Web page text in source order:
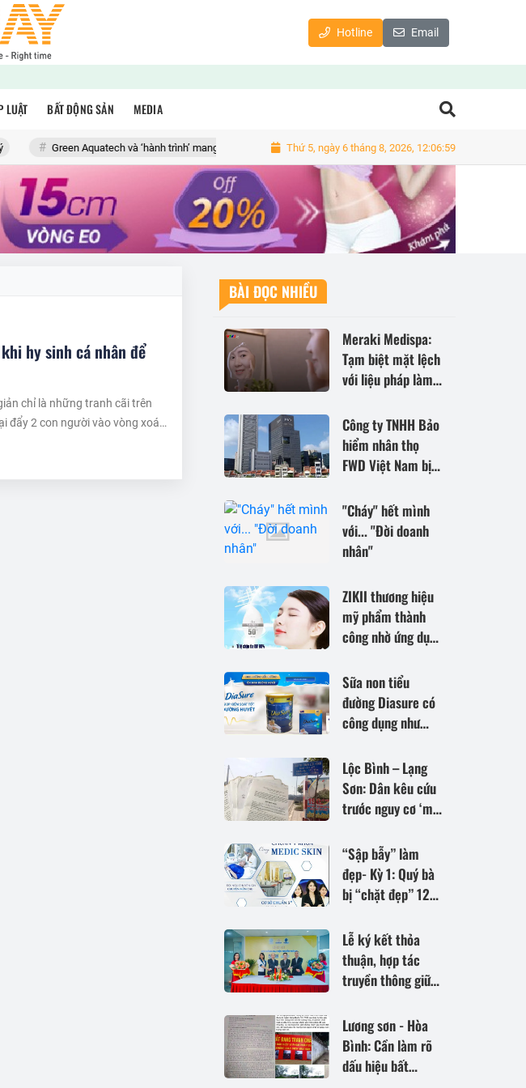
Hotline Email
LUẬT BẤT ĐỘNG SẢN MEDIA
Green Aquatech và ‘hành trình’ mang hàu Quảng Ninh xuất khẩu? Tượng ngựa mạ vàng giá hàng
Thứ 5, ngày 6 tháng 8, 2026, 12:06:59
hy sinh cá nhân để
chỉ là những tranh cãi trên
đẩy 2 con người vào vòng xoáy
BÀI ĐỌC NHIỀU
Meraki Medispa:
Tạm biệt mặt lệch
với liệu pháp làm
đến từ Nhật Bản
Công ty TNHH Bảo
hiểm nhân thọ
FWD Việt Nam bị
cản trở các Đại lý
bảo hiểm cắt
Code?
"Cháy" hết mình
với... "Đời doanh
nhân"
ZIKII thương hiệu
mỹ phẩm thành
công nhờ ứng dụng
nghệ đến từ Nhật
Bản
Sữa non tiểu
đường Diasure có
công dụng như
Lộc Bình – Lạng
Sơn: Dân kêu cứu
trước nguy cơ ‘mất
“Sập bẫy” làm
đẹp- Kỳ 1: Quý bà
bị “chặt đẹp” 120
thẩm mỹ quốc tế
Medic Skin
Lễ ký kết thỏa
thuận, hợp tác
truyền thông giữa
VNPACO MEDIA
Lương sơn - Hòa
Bình: Cần làm rõ
dấu hiệu bất